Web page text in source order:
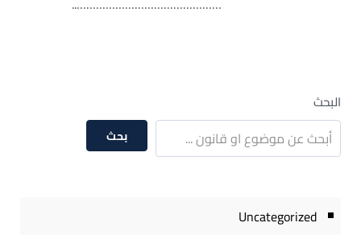
البحث
بحث
Uncategorized